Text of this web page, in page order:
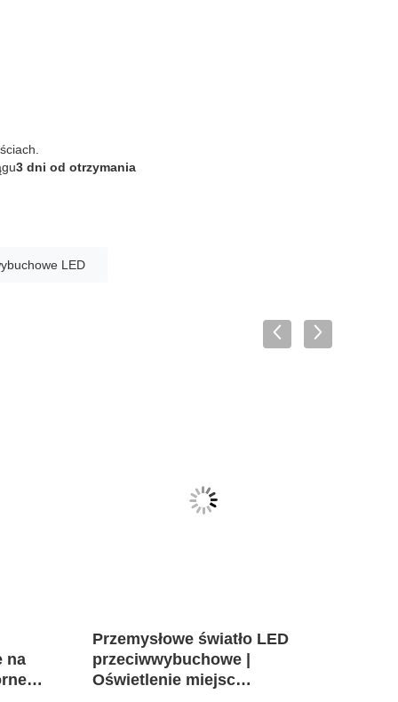
3 dni od otrzymania
LED
na
z
Przemysłowe światło LED
przeciwwybuchowe |
Oświetlenie miejsc